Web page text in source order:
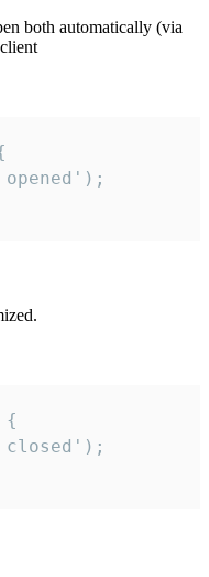
both automatically (via
{